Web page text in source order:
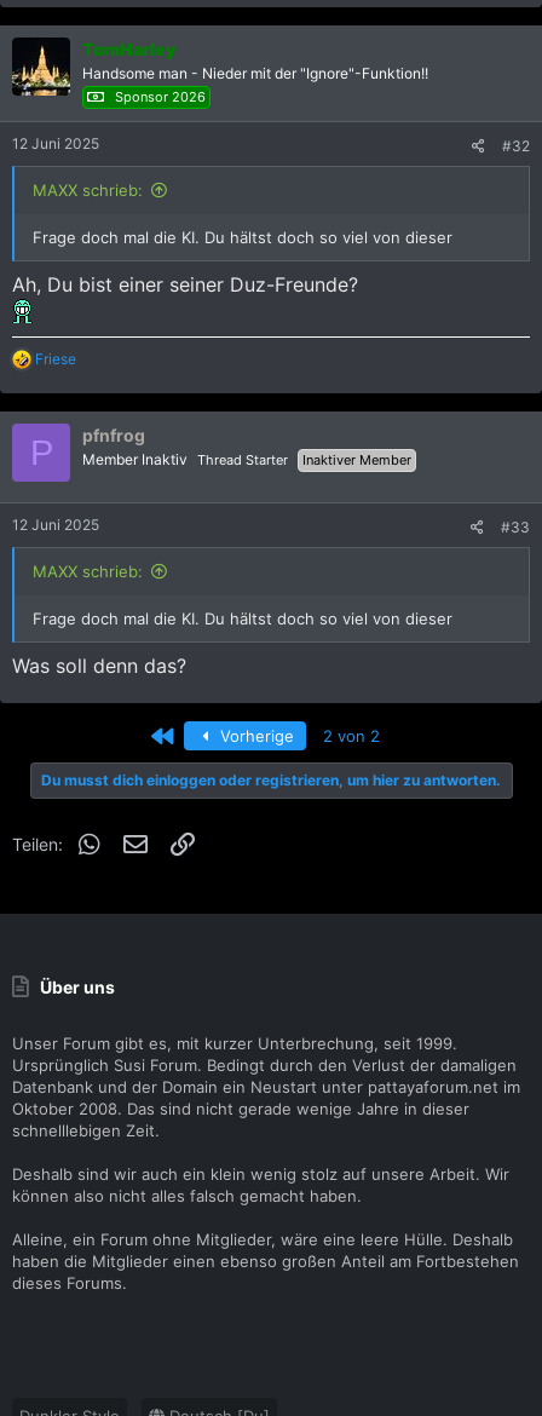
a
k
i
o
e
n
:
TomHarley
Handsome man - Nieder mit der "Ignore"-Funktion!!
Sponsor 2026
12 Juni 2025 #32
MAXX schrieb:
Frage doch mal die KI. Du hältst doch so viel von dieser
Ah, Du bist einer seiner Duz-Freunde?
R
a
k
i
n
:
Friese
P pfnfrog
Member Inaktiv Thread Starter Inaktiver Member
12 Juni 2025 #33
MAXX schrieb:
Frage doch mal die KI. Du hältst doch so viel von dieser
Was soll denn das?
Erste Vorherige 2 von 2
Du musst dich einloggen oder registrieren, um hier zu antworten.
Teilen: WhatsApp
E-Mail
Über uns
Unser Forum gibt es, mit kurzer Unterbrechung, seit 1999.
Ursprünglich Susi Forum. Bedingt durch den Verlust der damaligen
Datenbank und der Domain ein Neustart unter pattayaforum.net im
Oktober 2008. Das sind nicht gerade wenige Jahre in dieser
schnelllebigen Zeit.
Deshalb sind wir auch ein klein wenig stolz auf unsere Arbeit. Wir
können also nicht alles falsch gemacht haben.
Alleine, ein Forum ohne Mitglieder, wäre eine leere Hülle. Deshalb
haben die Mitglieder einen ebenso großen Anteil am Fortbestehen
dieses Forums.